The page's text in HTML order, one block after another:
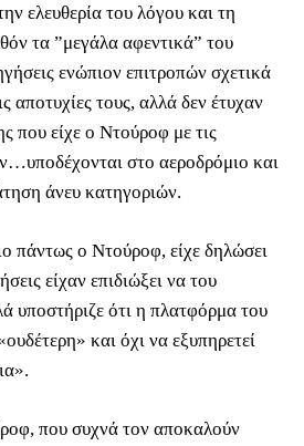
ελευθερία του λόγου και τη
τα ”μεγάλα αφεντικά” του
ενώπιον επιτροπών σχετικά
αποτυχίες τους, αλλά δεν έτυχαν
που είχε ο Ντούροφ με τις
στο αεροδρόμιο και
άνευ κατηγοριών.
πάντως ο Ντούροφ, είχε δηλώσει
είχαν επιδιώξει να του
υποστήριζε ότι η πλατφόρμα του
και όχι να εξυπηρετεί
που συχνά τον αποκαλούν